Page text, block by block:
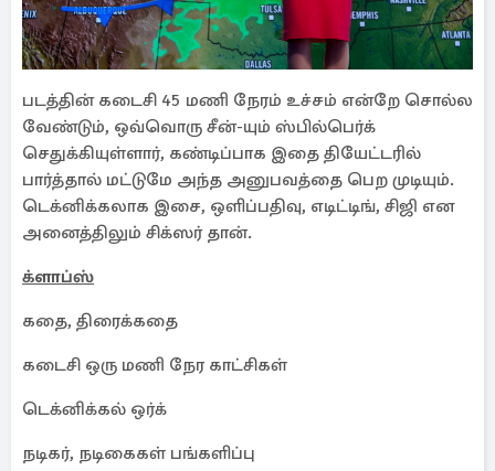
படத்தின் கடைசி 45 மணி நேரம் உச்சம் என்றே சொல்ல
வேண்டும், ஒவ்வொரு சீன்-யும் ஸ்பில்பெர்க்
செதுக்கியுள்ளார், கண்டிப்பாக இதை தியேட்டரில்
பார்த்தால் மட்டுமே அந்த அனுபவத்தை பெற முடியும்.
டெக்னிக்கலாக இசை, ஒளிப்பதிவு, எடிட்டிங், சிஜி என
அனைத்திலும் சிக்ஸர் தான்.
க்ளாப்ஸ்
கதை, திரைக்கதை
கடைசி ஒரு மணி நேர காட்சிகள்
டெக்னிக்கல் ஒர்க்
நடிகர், நடிகைகள் பங்களிப்பு